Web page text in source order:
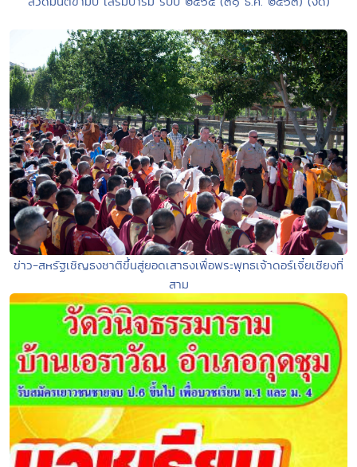
ข่าว-สหรัฐเชิญธงชาติขึ้นสู่ยอดเสาธงเพื่อพระพุทธเจ้าดอร์เจี๋ยเชียงที่
สาม